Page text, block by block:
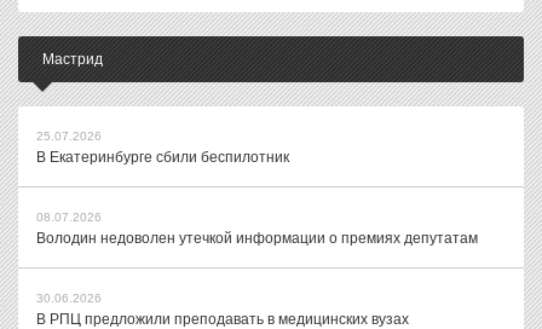
Мастрид
25.07.2026
В Екатеринбурге сбили беспилотник
08.07.2026
Володин недоволен утечкой информации о премиях депутатам
30.06.2026
В РПЦ предложили преподавать в медицинских вузах